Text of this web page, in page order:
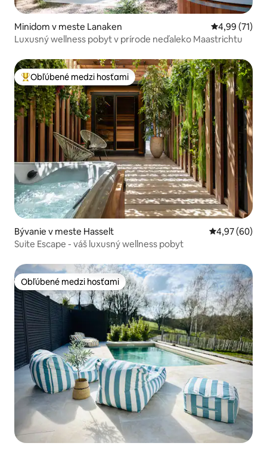
Minidom v meste Lanaken Priemerné
4,99 (71)
Luxusný wellness pobyt v prírode neďaleko Maastrichtu
Najobľúbenejšie medzi hosťami
Obľúbené medzi hosťami
Bývanie v meste Hasselt Priemerné
4,97 (60)
Suite Escape - váš luxusný wellness pobyt
Obľúbené medzi hosťami
Obľúbené medzi hosťami